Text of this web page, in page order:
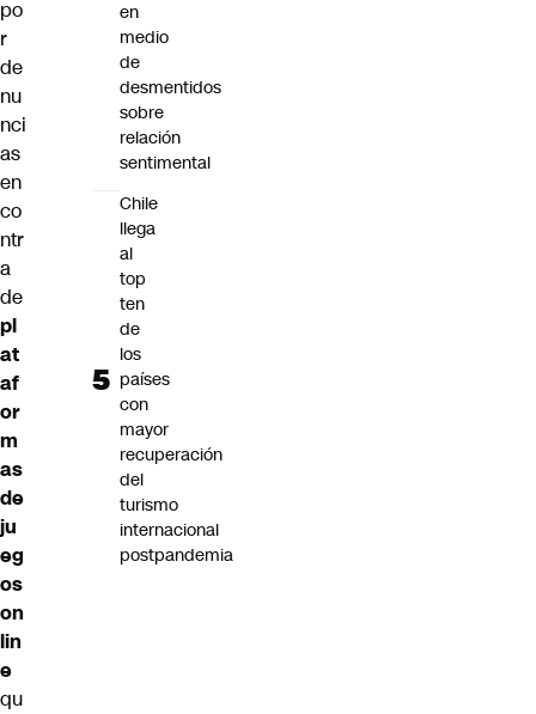
po
r
de
nu
nci
as
en
co
ntr
a
de
pl
at
af
or
m
as
de
ju
eg
os
on
lin
e
qu
en
medio
de
desmentidos
sobre
relación
sentimental
Chile
llega
al
top
ten
de
los
países
con
mayor
recuperación
del
turismo
internacional
postpandemia